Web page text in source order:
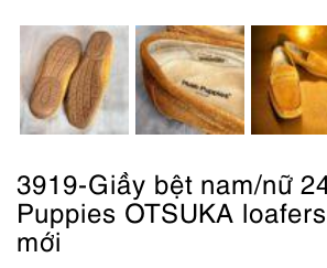
3919-Giầy bệt nam/nữ
Puppies OTSUKA
mới